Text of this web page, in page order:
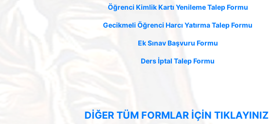
Öğrenci Kimlik Kartı Yenileme Talep Formu
Gecikmeli Öğrenci Harcı Yatırma Talep Formu
Ek Sınav Başvuru Formu
Ders İptal Talep Formu
DIĞER TÜM FORMLAR İÇIN TIKLAYINIZ